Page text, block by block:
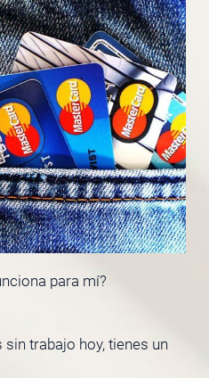
para mí?
trabajo hoy, tienes un